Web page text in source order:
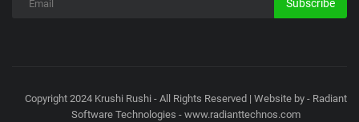
Subscribe
Copyright 2024 Krushi Rushi - All Rights Reserved | Website by - Radiant
Software Technologies - www.radianttechnos.com